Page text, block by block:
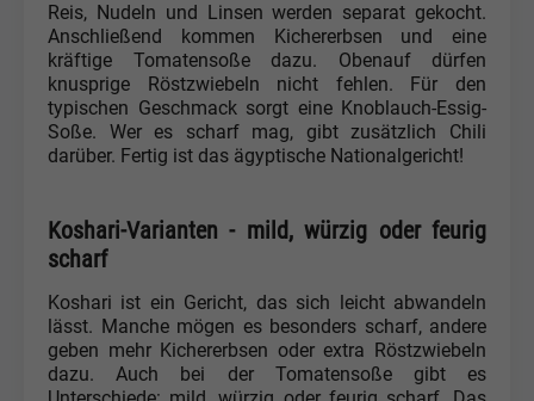
Reis, Nudeln und Linsen werden separat gekocht.
Anschließend kommen Kichererbsen und eine
kräftige Tomatensoße dazu. Obenauf dürfen
knusprige Röstzwiebeln nicht fehlen. Für den
typischen Geschmack sorgt eine Knoblauch-Essig-
Soße. Wer es scharf mag, gibt zusätzlich Chili
darüber. Fertig ist das ägyptische Nationalgericht!
Koshari-Varianten - mild, würzig oder feurig
scharf
Koshari ist ein Gericht, das sich leicht abwandeln
lässt. Manche mögen es besonders scharf, andere
geben mehr Kichererbsen oder extra Röstzwiebeln
dazu. Auch bei der Tomatensoße gibt es